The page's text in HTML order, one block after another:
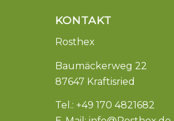
KONTAKT
Rosthex
Baumäckerweg 22
87647 Kraftisried
Tel.: +49 170 4821682